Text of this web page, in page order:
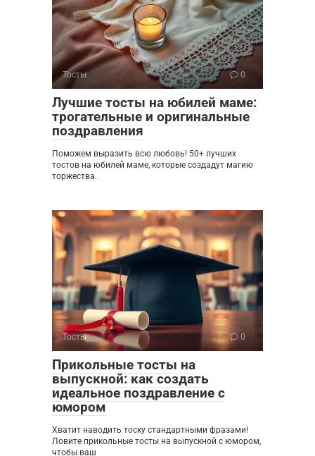
Тосты 0
Лучшие тосты на юбилей маме:
трогательные и оригинальные
поздравления
Поможем выразить всю любовь! 50+ лучших
тостов на юбилей маме, которые создадут магию
торжества.
Тосты 0
Прикольные тосты на
выпускной: как создать
идеальное поздравление с
юмором
Хватит наводить тоску стандартными фразами!
Ловите прикольные тосты на выпускной с юмором,
чтобы ваш